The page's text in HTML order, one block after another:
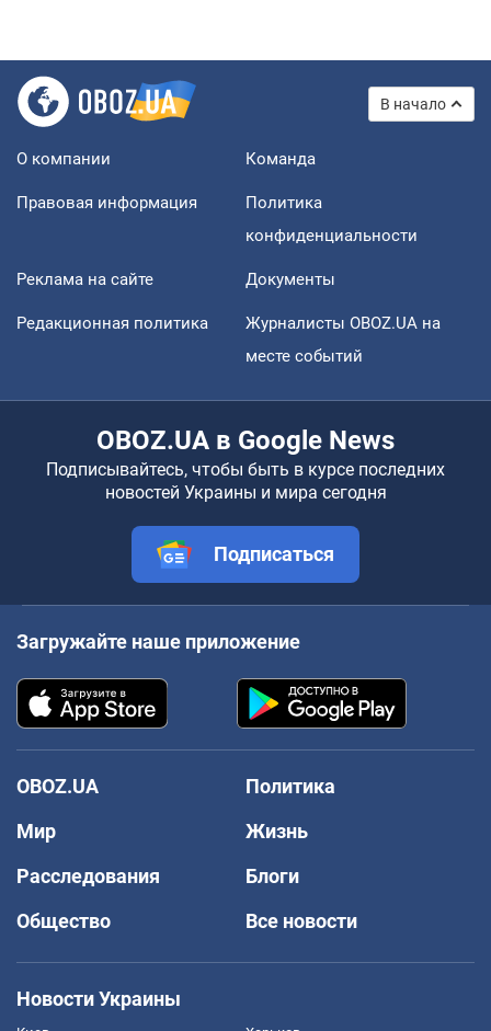
В начало
О компании Команда
Правовая информация
Политика
конфиденциальности
Реклама на сайте Документы
Редакционная политика
Журналисты OBOZ.UA на
месте событий
OBOZ.UA в Google News
Подписывайтесь, чтобы быть в курсе последних
новостей Украины и мира сегодня
Подписаться
Загружайте наше приложение
OBOZ.UA
Политика
Мир
Жизнь
Расследования
Блоги
Общество
Все новости
Новости Украины